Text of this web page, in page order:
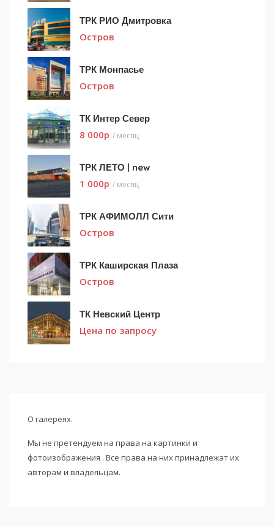
ТРК РИО Дмитровка
Остров
ТРК Монпасье
Остров
ТК Интер Север
8 000p / месяц
ТРК ЛЕТО | new
1 000p / месяц
ТРК АФИМОЛЛ Сити
Остров
ТРК Каширская Плаза
Остров
ТК Невский Центр
Цена по запросу
О галереях.
Мы не претендуем на права на картинки и
фотоизображения . Все права на них принадлежат их
авторам и владельцам.